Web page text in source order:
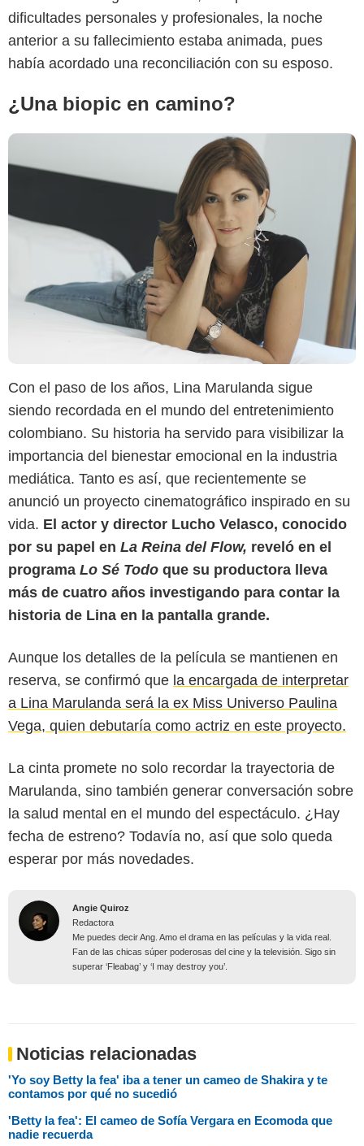
dificultades personales y profesionales, la noche
anterior a su fallecimiento estaba animada, pues
había acordado una reconciliación con su esposo.
¿Una biopic en camino?
Con el paso de los años, Lina Marulanda sigue
siendo recordada en el mundo del entretenimiento
colombiano. Su historia ha servido para visibilizar la
importancia del bienestar emocional en la industria
mediática. Tanto es así, que recientemente se
anunció un proyecto cinematográfico inspirado en su
vida. El actor y director Lucho Velasco, conocido
por su papel en La Reina del Flow, reveló en el
programa Lo Sé Todo que su productora lleva
más de cuatro años investigando para contar la
historia de Lina en la pantalla grande.
Aunque los detalles de la película se mantienen en
reserva, se confirmó que la encargada de interpretar
a Lina Marulanda será la ex Miss Universo Paulina
Vega, quien debutaría como actriz en este proyecto.
La cinta promete no solo recordar la trayectoria de
Marulanda, sino también generar conversación sobre
la salud mental en el mundo del espectáculo. ¿Hay
fecha de estreno? Todavía no, así que solo queda
esperar por más novedades.
Angie Quiroz
Redactora
Me puedes decir Ang. Amo el drama en las películas y la vida real.
Fan de las chicas súper poderosas del cine y la televisión. Sigo sin
superar ‘Fleabag’ y ‘I may destroy you’.
Noticias relacionadas
'Yo soy Betty la fea' iba a tener un cameo de Shakira y te
contamos por qué no sucedió
'Betty la fea': El cameo de Sofía Vergara en Ecomoda que
nadie recuerda